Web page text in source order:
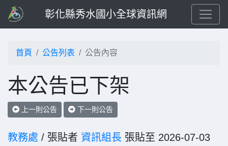
彰化縣秀水國小全球資訊網
首頁 公告列表 公告內容
本公告已下架
上一則公告 下一則公告
教務處 / 張貼者 資訊組長 張貼至 2026-07-03